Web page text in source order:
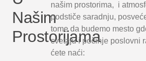
Našim
Prostorijama
našim prostorima, i
podstiče saradnju,
tome da budemo mesto
cvetaju i počinje poslovni
ćete naći: